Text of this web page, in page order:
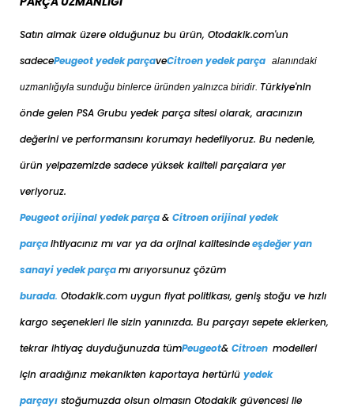
Satın almak üzere olduğunuz bu ürün, Otodakik.com'un
sadecePeugeot yedek parçaveCitroen yedek parça alanındaki
uzmanlığıyla sunduğu binlerce üründen yalnızca biridir. Türkiye'nin
önde gelen PSA Grubu yedek parça sitesi olarak, aracınızın
değerini ve performansını korumayı hedefliyoruz. Bu nedenle,
ürün yelpazemizde sadece yüksek kaliteli parçalara yer
veriyoruz.
Peugeot orijinal yedek parça& Citroen orijinal yedek
parçaihtiyacınız mı var ya da orjinal kalitesindeeşdeğeryan
sanayi yedek parçamı arıyorsunuz çözüm
burada. Otodakik.com uygun fiyat politikası, geniş stoğu ve hızlı
kargo seçenekleri ile sizin yanınızda. Bu parçayı sepete eklerken,
tekrar ihtiyaç duyduğunuzda tümPeugeot& Citroen modelleri
için aradığınız mekanikten kaportaya hertürlü yedek
parçayı stoğumuzda olsun olmasın Otodakik güvencesi ile